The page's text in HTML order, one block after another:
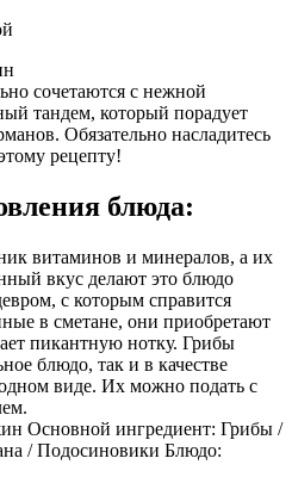
сочетаются с нежной
тандем, который порадует
Обязательно насладитесь
рецепту!
блюда:
витаминов и минералов, а их
вкус делают это блюдо
с которым справится
в сметане, они приобретают
пикантную нотку. Грибы
блюдо, так и в качестве
виде. Их можно подать с
Основной ингредиент: Грибы /
/ Подосиновики Блюдо: